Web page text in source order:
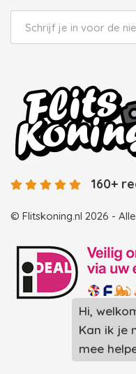
Hi,
Kan ik je
mee
© Flitskoning.nl 2026 -
160+
Landingspagina
Landingspagina
Photobooth huren in